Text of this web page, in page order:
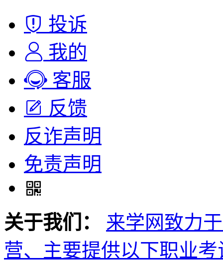
投诉
我的
客服
反馈
反诈声明
免责声明
关于我们：
来学网致力
营、主要提供以下职业